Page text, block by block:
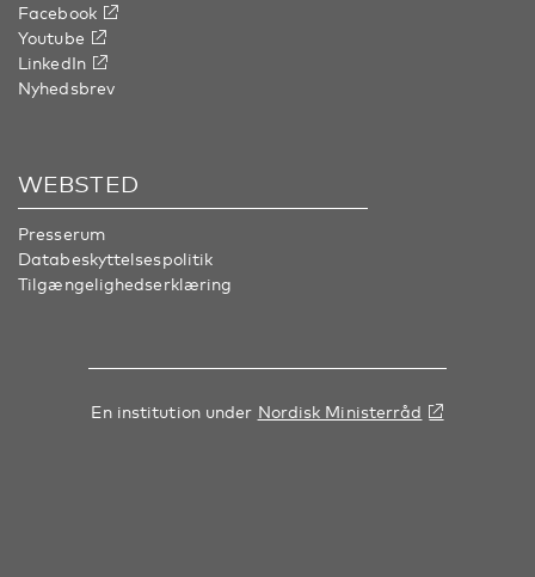
Facebook
Youtube
LinkedIn
Nyhedsbrev
WEBSTED
Presserum
Databeskyttelsespolitik
Tilgængelighedserklæring
En institution under Nordisk Ministerråd